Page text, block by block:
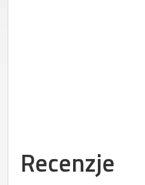
Recenzje